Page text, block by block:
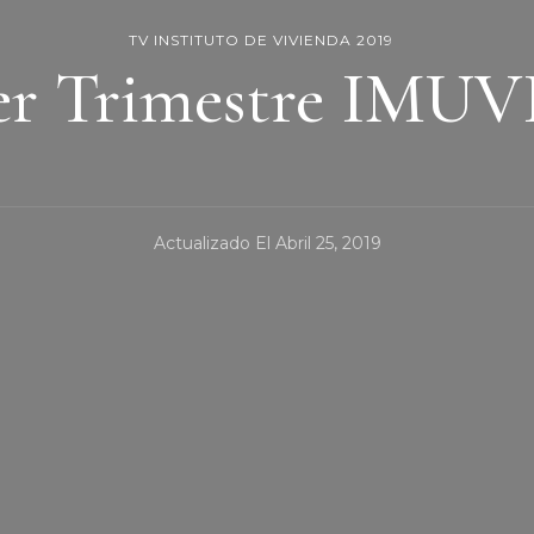
TV INSTITUTO DE VIVIENDA 2019
Trimestre
Actualizado El Abril 25, 2019